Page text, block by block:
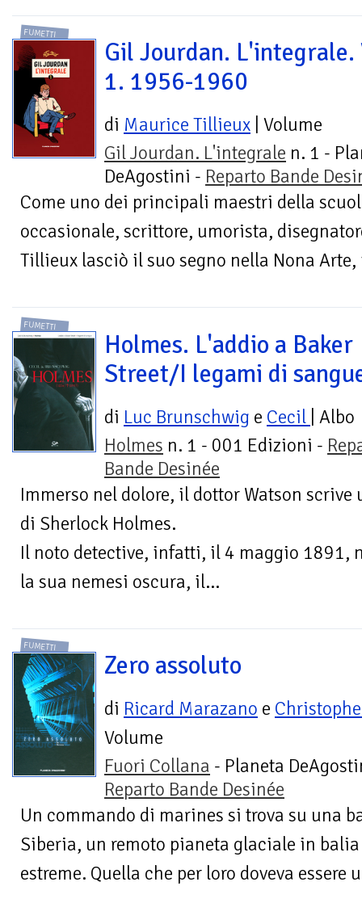
FUMETTI
Gil Jourdan. L'integrale.
1. 1956-1960
di Maurice Tillieux | Volume
Gil Jourdan. L'integrale n. 1 -
DeAgostini - Reparto Bande
Come uno dei principali maestri della
occasionale, scrittore, umorista,
Tillieux lasciò il suo segno nella Nona
FUMETTI
Holmes. L'addio a Baker
Street/I legami di
di Luc Brunschwig e Cecil | Albo
Holmes n. 1 - 001 Edizioni -
Bande Desinée
Immerso nel dolore, il dottor Watson
di Sherlock Holmes.
Il noto detective, infatti, il 4 maggio 1891,
la sua nemesi oscura, il...
FUMETTI
Zero assoluto
di Ricard Marazano e
Volume
Fuori Collana - Planeta
Reparto Bande Desinée
Un commando di marines si trova su una
Siberia, un remoto pianeta glaciale in
estreme. Quella che per loro doveva essere